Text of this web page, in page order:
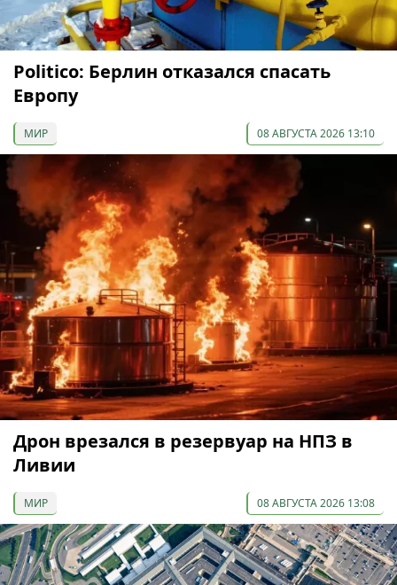
Politico: Берлин отказался спасать
Европу
МИР 08 АВГУСТА 2026 13:10
Дрон врезался в резервуар на НПЗ в
Ливии
МИР 08 АВГУСТА 2026 13:08